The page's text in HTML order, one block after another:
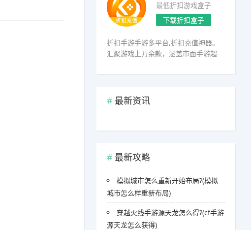
最低折扣游戏盒子
下载折扣盒子
折扣手游手游多平台,折扣充值神器。
汇聚游戏上万余款，涵盖市面手游超
最新资讯
最新攻略
模拟城市怎么重新开始布局?(模拟
城市怎么样重新布局)
穿越火线手游源天龙怎么得?(cf手游
源天龙怎么获得)